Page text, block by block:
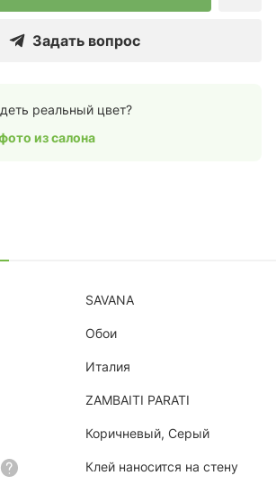
Задать вопрос
реальный цвет?
из салона
SAVANA
Обои
Италия
ZAMBAITI PARATI
Коричневый, Серый
Клей наносится на стену